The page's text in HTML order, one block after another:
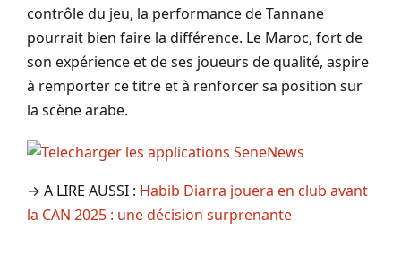
contrôle du jeu, la performance de Tannane
pourrait bien faire la différence. Le Maroc, fort de
son expérience et de ses joueurs de qualité, aspire
à remporter ce titre et à renforcer sa position sur
la scène arabe.
→ A LIRE AUSSI : Habib Diarra jouera en club avant
la CAN 2025 : une décision surprenante